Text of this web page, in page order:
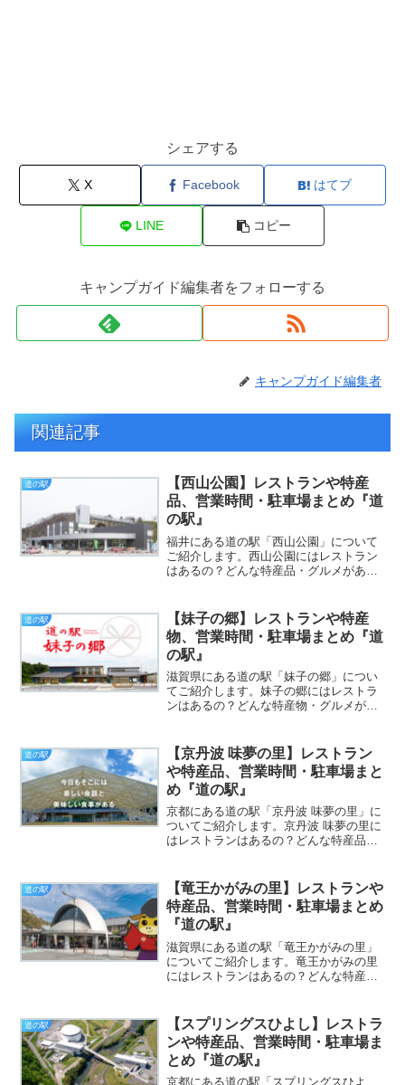
シェアする
X Facebook はてブ
LINE コピー
キャンプガイド編集者をフォローする
キャンプガイド編集者
関連記事
道の駅
【西山公園】レストランや特産
品、営業時間・駐車場まとめ『道
の駅』
福井にある道の駅「西山公園」について
ご紹介します。西山公園にはレストラン
はあるの？どんな特産品・グルメがあ
設によって営業時間の変更や休業の可能
性があります。おでかけの際...
道の駅
【妹子の郷】レストランや特産
物、営業時間・駐車場まとめ『道
の駅』
滋賀県にある道の駅「妹子の郷」につい
てご紹介します。妹子の郷にはレストラ
ンはあるの？どんな特産物・グルメがあ
設によって営業時間の変更や休業の可能
性があります。おでかけの...
道の駅
【京丹波 味夢の里】レストラン
や特産品、営業時間・駐車場まと
め『道の駅』
京都にある道の駅「京丹波 味夢の里」に
ついてご紹介します。京丹波 味夢の里に
はレストランはあるの？どんな特産品・
ださい※施設によって営業時間の変更や
休業の可能性がありま...
道の駅
【竜王かがみの里】レストランや
特産品、営業時間・駐車場まとめ
『道の駅』
滋賀県にある道の駅「竜王かがみの里」
についてご紹介します。竜王かがみの里
にはレストランはあるの？どんな特産
てください※施設によって営業時間の変
更や休業の可能性があります...
道の駅
【スプリングスひよし】レストラ
ンや特産品、営業時間・駐車場ま
とめ『道の駅』
京都にある道の駅「スプリングスひよ